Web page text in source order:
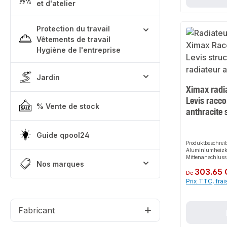
et d'atelier
Protection du travail
Vêtements de travail
Hygiène de l'entreprise
Jardin
% Vente de stock
Guide qpool24
Nos marques
Fabricant
Heizleistung
ürosGewerbliche
finden Sie auch
für den
Ximax
Levis
anthracite
sichere Lösung
modernen 50
Montage
Prix régulier :
De 303.65
Prix TTC,